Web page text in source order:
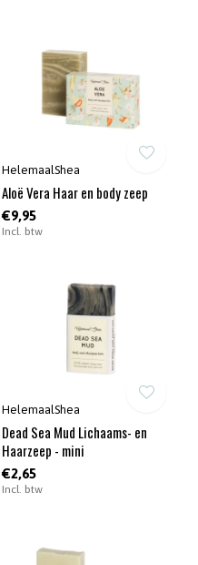
HelemaalShea
Aloë Vera Haar en body zeep
€9,95
Incl. btw
HelemaalShea
Dead Sea Mud Lichaams- en
Haarzeep - mini
€2,65
Incl. btw